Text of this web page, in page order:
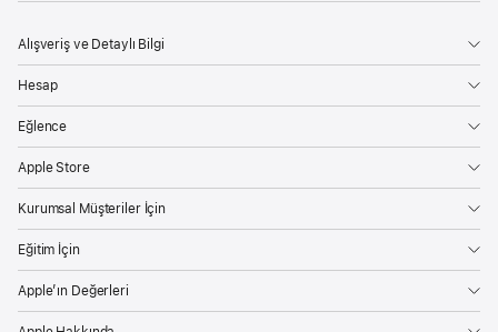
Alışveriş ve Detaylı Bilgi
Hesap
Eğlence
Apple Store
Kurumsal Müşteriler İçin
Eğitim İçin
Apple’ın Değerleri